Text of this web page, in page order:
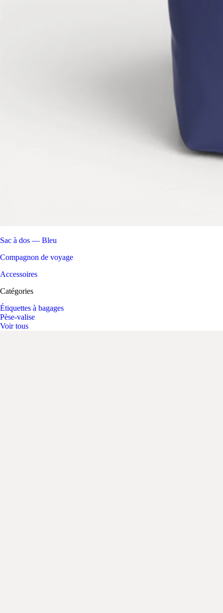
Sac à dos — Bleu
Compagnon de voyage
Accessoires
Catégories
Étiquettes à bagages
Pèse-valise
Voir tous